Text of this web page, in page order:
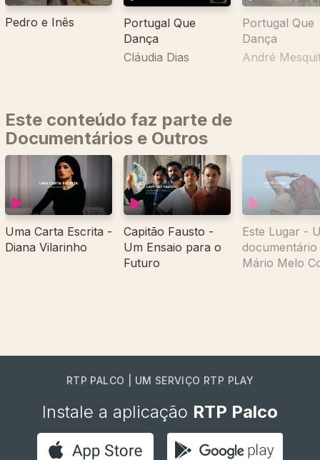
Pedro e Inês
Portugal Que
Dança
Cláudia Dias
Portugal Que
Dança
André
Este conteúdo faz parte de
Documentários e Outros
Uma Carta Escrita -
Diana Vilarinho
Capitão Fausto -
Um Ensaio para o
Futuro
Este Lugar -
documentário
Mário Melo
RTP PALCO | UM SERVIÇO RTP PLAY
Instale a aplicação RTP Palco